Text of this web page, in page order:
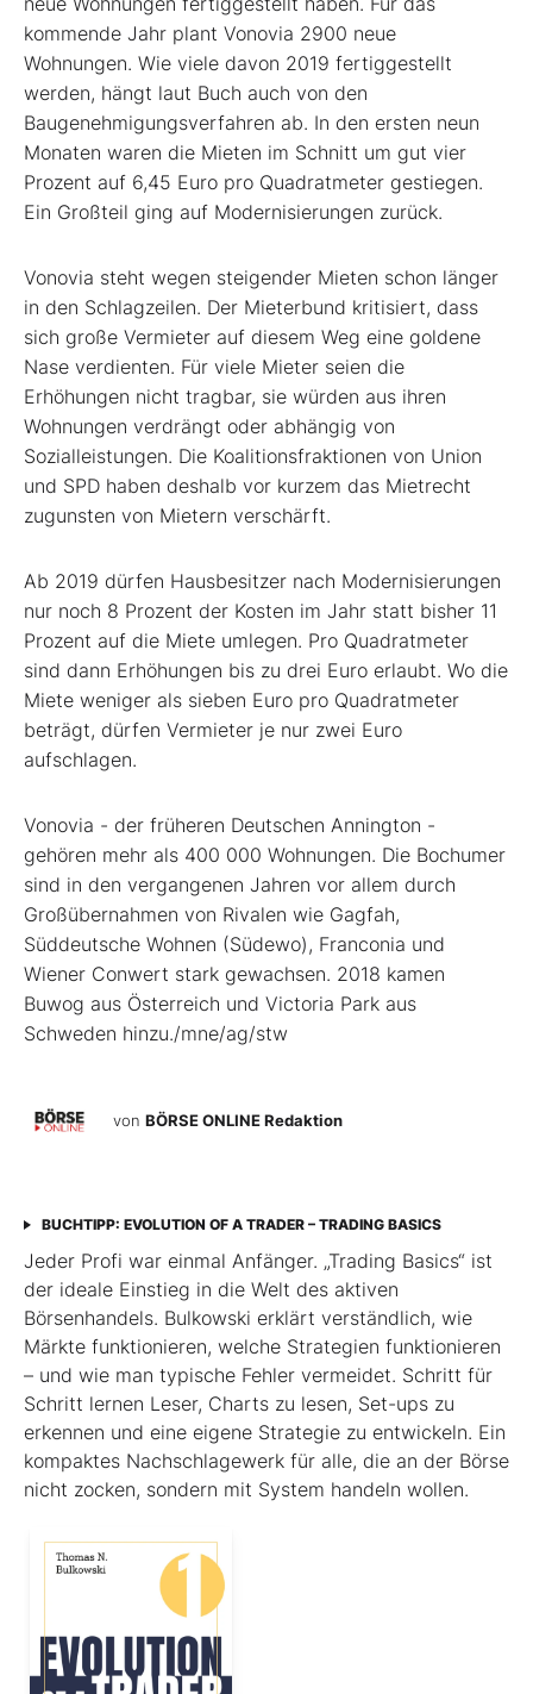
kommende Jahr plant Vonovia 2900 neue
Wohnungen. Wie viele davon 2019 fertiggestellt
werden, hängt laut Buch auch von den
Baugenehmigungsverfahren ab. In den ersten neun
Monaten waren die Mieten im Schnitt um gut vier
Prozent auf 6,45 Euro pro Quadratmeter gestiegen.
Ein Großteil ging auf Modernisierungen zurück.
Vonovia steht wegen steigender Mieten schon länger
in den Schlagzeilen. Der Mieterbund kritisiert, dass
sich große Vermieter auf diesem Weg eine goldene
Nase verdienten. Für viele Mieter seien die
Erhöhungen nicht tragbar, sie würden aus ihren
Wohnungen verdrängt oder abhängig von
Sozialleistungen. Die Koalitionsfraktionen von Union
und SPD haben deshalb vor kurzem das Mietrecht
zugunsten von Mietern verschärft.
Ab 2019 dürfen Hausbesitzer nach Modernisierungen
nur noch 8 Prozent der Kosten im Jahr statt bisher 11
Prozent auf die Miete umlegen. Pro Quadratmeter
sind dann Erhöhungen bis zu drei Euro erlaubt. Wo die
Miete weniger als sieben Euro pro Quadratmeter
beträgt, dürfen Vermieter je nur zwei Euro
aufschlagen.
Vonovia - der früheren Deutschen Annington -
gehören mehr als 400 000 Wohnungen. Die Bochumer
sind in den vergangenen Jahren vor allem durch
Großübernahmen von Rivalen wie Gagfah,
Süddeutsche Wohnen (Südewo), Franconia und
Wiener Conwert stark gewachsen. 2018 kamen
Buwog aus Österreich und Victoria Park aus
Schweden hinzu./mne/ag/stw
von BÖRSE ONLINE Redaktion
BUCHTIPP: EVOLUTION OF A TRADER – TRADING BASICS
Jeder Profi war einmal Anfänger. „Trading Basics“ ist
der ideale Einstieg in die Welt des aktiven
Börsenhandels. Bulkowski erklärt verständlich, wie
Märkte funktionieren, welche Strategien funktionieren
– und wie man typische Fehler vermeidet. Schritt für
Schritt lernen Leser, Charts zu lesen, Set-ups zu
erkennen und eine eigene Strategie zu entwickeln. Ein
kompaktes Nachschlagewerk für alle, die an der Börse
nicht zocken, sondern mit System handeln wollen.